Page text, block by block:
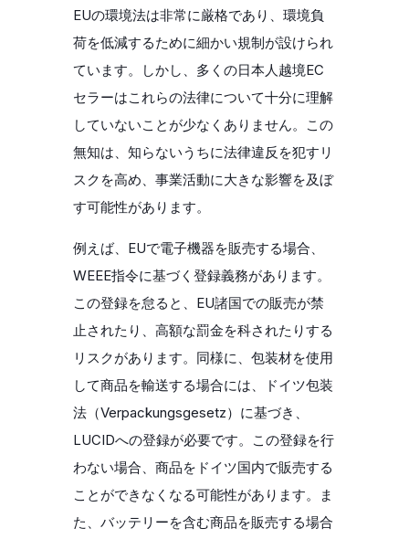
EUの環境法は非常に厳格であり、環境負
荷を低減するために細かい規制が設けられ
ています。しかし、多くの日本人越境EC
セラーはこれらの法律について十分に理解
していないことが少なくありません。この
無知は、知らないうちに法律違反を犯すリ
スクを高め、事業活動に大きな影響を及ぼ
す可能性があります。
例えば、EUで電子機器を販売する場合、
WEEE指令に基づく登録義務があります。
この登録を怠ると、EU諸国での販売が禁
止されたり、高額な罰金を科されたりする
リスクがあります。同様に、包装材を使用
して商品を輸送する場合には、ドイツ包装
法（Verpackungsgesetz）に基づき、
LUCIDへの登録が必要です。この登録を行
わない場合、商品をドイツ国内で販売する
ことができなくなる可能性があります。ま
た、バッテリーを含む商品を販売する場合